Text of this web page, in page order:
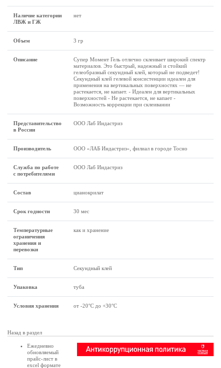
Наличие категории
ЛВЖ и ГЖ
нет
Объем 3 гр
Описание
Супер Момент Гель отлично склеивает широкий спектр
материалов. Это быстрый, надежный и стойкий
гелеобразный секундный клей, который не подведет!
Секундный клей гелевой консистенции идеален для
применения на вертикальных поверхностях — не
растекается, не капает. - Идеален для вертикальных
поверхностей - Не растекается, не капает -
Возможность коррекции при склеивании
Представительство
в России
ООО Лаб Индастриз
Производитель ООО «ЛАБ Индастриз», филиал в городе Тосно
Служба по работе
с потребителями
ООО Лаб Индастриз
Состав цианокрилат
Срок годности 30 мес
Температурные
ограничения
хранения и
перевозки
как и хранение
Тип Секундный клей
Упаковка туба
Условия хранения от -20°C до +30°C
Назад в раздел
Ежедневно
обновляемый
прайс-лист в
excel формате